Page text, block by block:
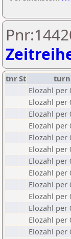
tnrSt
Elozahl per
Elozahl per
Elozahl per
Elozahl per
Elozahl per
Elozahl per
Elozahl per
Elozahl per
Elozahl per
Elozahl per
Elozahl per
Elozahl per
Elozahl per